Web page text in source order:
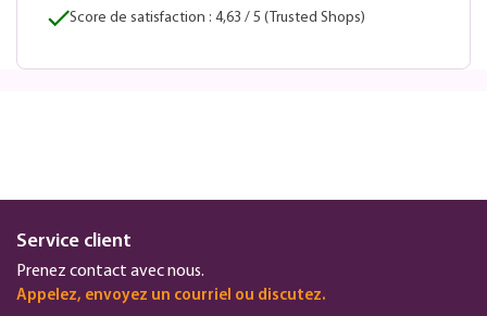
Score de satisfaction : 4,63 / 5 (Trusted Shops)
Service client
Prenez contact avec nous.
Appelez, envoyez un courriel ou discutez.